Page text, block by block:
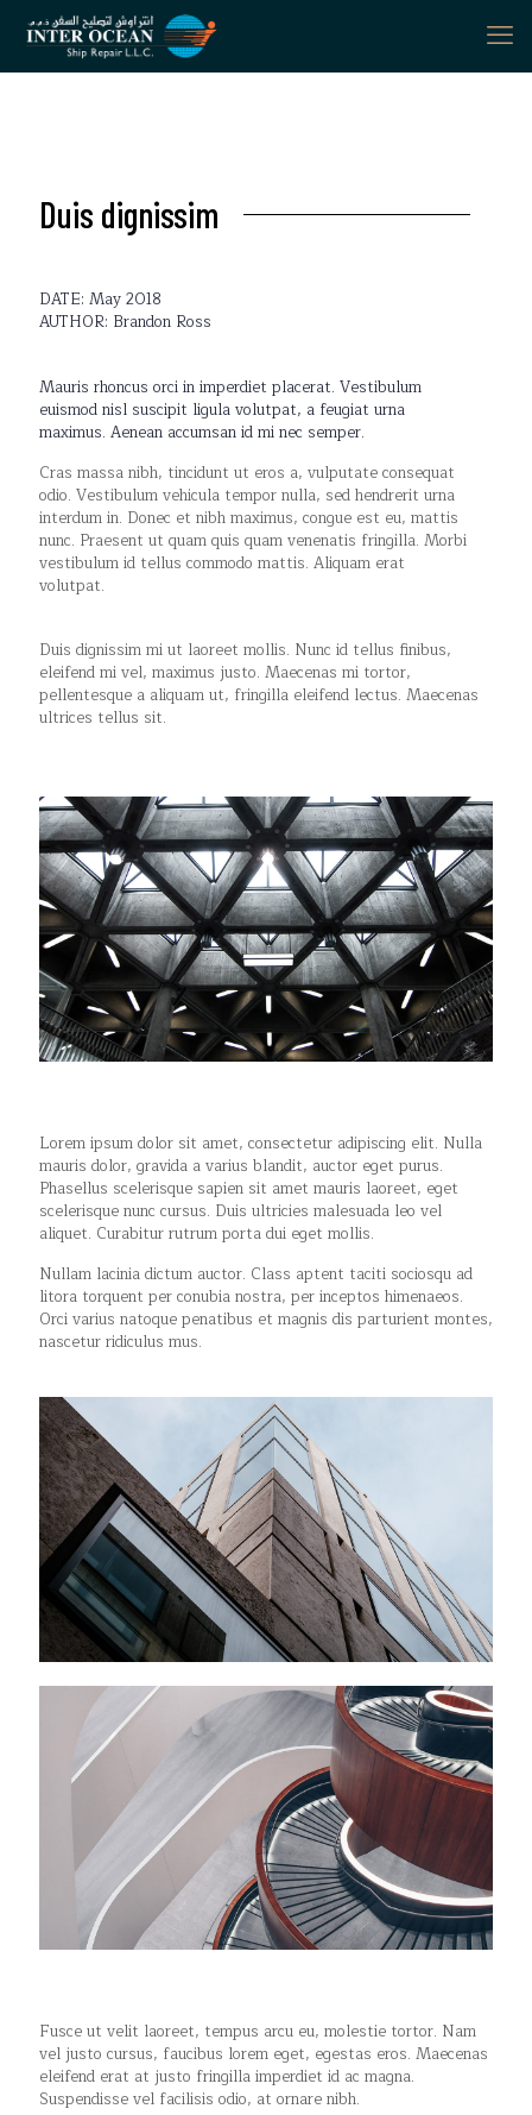
Duis dignissim
DATE: May 2018
AUTHOR: Brandon Ross
Mauris rhoncus orci in imperdiet placerat. Vestibulum
euismod nisl suscipit ligula volutpat, a feugiat urna
maximus. Aenean accumsan id mi nec semper.
Cras massa nibh, tincidunt ut eros a, vulputate consequat
odio. Vestibulum vehicula tempor nulla, sed hendrerit urna
interdum in. Donec et nibh maximus, congue est eu, mattis
nunc. Praesent ut quam quis quam venenatis fringilla. Morbi
vestibulum id tellus commodo mattis. Aliquam erat
volutpat.
Duis dignissim mi ut laoreet mollis. Nunc id tellus finibus,
eleifend mi vel, maximus justo. Maecenas mi tortor,
pellentesque a aliquam ut, fringilla eleifend lectus. Maecenas
ultrices tellus sit.
Lorem ipsum dolor sit amet, consectetur adipiscing elit. Nulla
mauris dolor, gravida a varius blandit, auctor eget purus.
Phasellus scelerisque sapien sit amet mauris laoreet, eget
scelerisque nunc cursus. Duis ultricies malesuada leo vel
aliquet. Curabitur rutrum porta dui eget mollis.
Nullam lacinia dictum auctor. Class aptent taciti sociosqu ad
litora torquent per conubia nostra, per inceptos himenaeos.
Orci varius natoque penatibus et magnis dis parturient montes,
nascetur ridiculus mus.
Fusce ut velit laoreet, tempus arcu eu, molestie tortor. Nam
vel justo cursus, faucibus lorem eget, egestas eros. Maecenas
eleifend erat at justo fringilla imperdiet id ac magna.
Suspendisse vel facilisis odio, at ornare nibh.